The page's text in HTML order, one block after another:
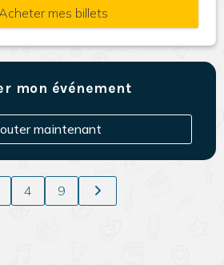
mes billets
mon événement
maintenant
4 9